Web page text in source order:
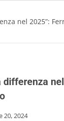
nel 2025”:
differenza
20, 2024